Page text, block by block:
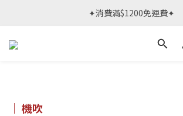
春日限定體驗課 >> 作伙來預約
✦消費滿$1200免運費✦
春日限定體驗課 >> 作伙來預約
｜ 機吹